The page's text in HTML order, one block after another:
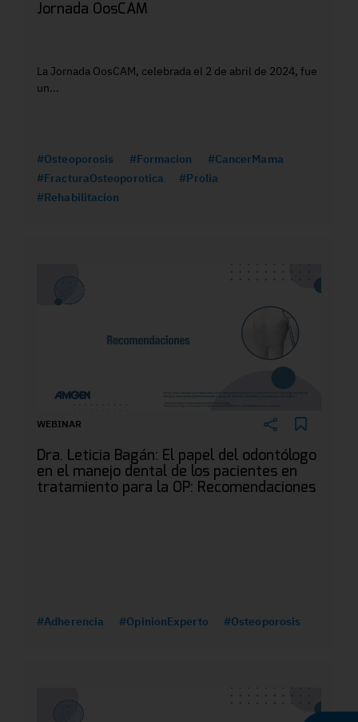
Jornada OosCAM
La Jornada OosCAM, celebrada el 2 de abril de 2024, fue
un...
#Osteoporosis #Formacion
#CancerMama
#FracturaOsteoporotica
#Prolia
#Rehabilitacion
WEBINAR
Dra. Leticia Bagán: El papel del odontólogo
en el manejo dental de los pacientes en
tratamiento para la OP: Recomendaciones
#Adherencia #OpinionExperto #Osteoporosis